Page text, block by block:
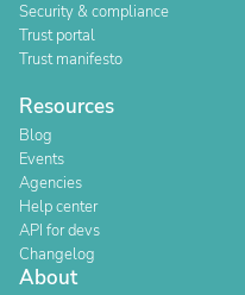
Security & compliance
Trust portal
Trust manifesto
Resources
Blog
Events
Agencies
Help center
API for devs
Changelog
About